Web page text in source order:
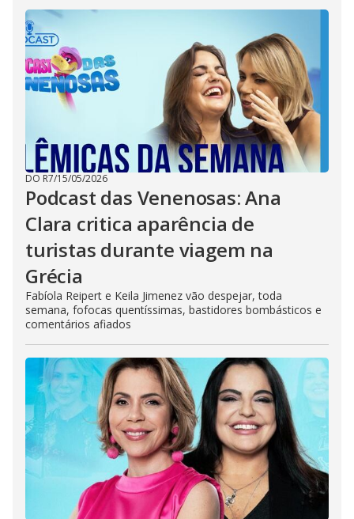
DO R7/15/05/2026
Podcast das Venenosas: Ana
Clara critica aparência de
turistas durante viagem na
Grécia
Fabíola Reipert e Keila Jimenez vão despejar, toda
semana, fofocas quentíssimas, bastidores bombásticos e
comentários afiados